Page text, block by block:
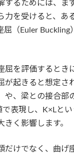
するためには、ま
力を受けると、あ
屈（Euler
屈を評価するとき
が起きると想定さ
や、梁との接合部
表現し、K×Lと
く影響します。
だけでなく、曲げ